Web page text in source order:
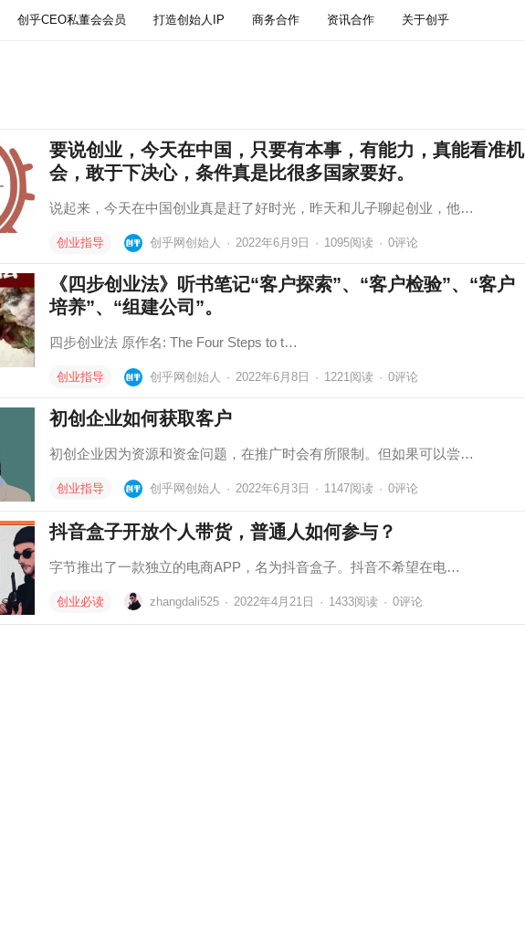
创乎CEO私董会会员 打造创始人IP 商务合作 资讯合作 关于创乎
要说创业，今天在中国，只要有本事，有能力，真能看准机
会，敢于下决心，条件真是比很多国家要好。
说起来，今天在中国创业真是赶了好时光，昨天和儿子聊起创业，他…
创业指导 创乎网创始人 · 2022年6月9日 · 1095阅读 · 0评论
《四步创业法》听书笔记“客户探索”、“客户检验”、“客户
培养”、“组建公司”。
四步创业法 原作名: The Four Steps to t…
创业指导 创乎网创始人 · 2022年6月8日 · 1221阅读 · 0评论
初创企业如何获取客户
初创企业因为资源和资金问题，在推广时会有所限制。但如果可以尝…
创业指导 创乎网创始人 · 2022年6月3日 · 1147阅读 · 0评论
抖音盒子开放个人带货，普通人如何参与？
字节推出了一款独立的电商APP，名为抖音盒子。抖音不希望在电…
创业必读 zhangdali525 · 2022年4月21日 · 1433阅读 · 0评论